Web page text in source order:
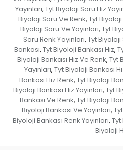
Yayınları, Tyt Biyoloji Soru Hız
Biyoloji Soru Ve Renk, Tyt Biyoloji
Biyoloji Soru Ve Yayınları, Tyt
Soru Renk Yayınları, Tyt Biyoloji
Bankası, Tyt Biyoloji Bankası Hız,
Biyoloji Bankası Hız Ve Renk, Tyt
Yayınları, Tyt Biyoloji Bankası
Bankası Hız Renk, Tyt Biyoloji
Biyoloji Bankası Hız Yayınları, Tyt
Bankası Ve Renk, Tyt Biyoloji
Biyoloji Bankası Ve Yayınları,
Biyoloji Bankası Renk Yayınları, Tyt
Biyoloji